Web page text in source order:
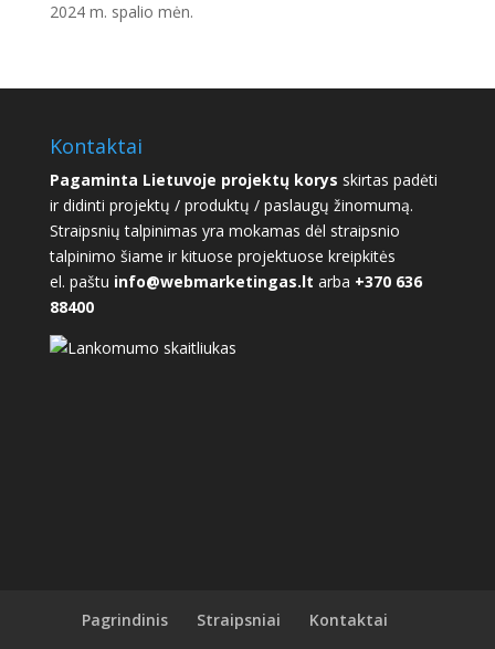
2024 m. spalio mėn.
Kontaktai
Pagaminta Lietuvoje projektų korys skirtas padėti
ir didinti projektų / produktų / paslaugų žinomumą.
Straipsnių talpinimas yra mokamas dėl straipsnio
talpinimo šiame ir kituose projektuose kreipkitės
el. paštu info@webmarketingas.lt arba +370 636
88400
Pagrindinis Straipsniai Kontaktai